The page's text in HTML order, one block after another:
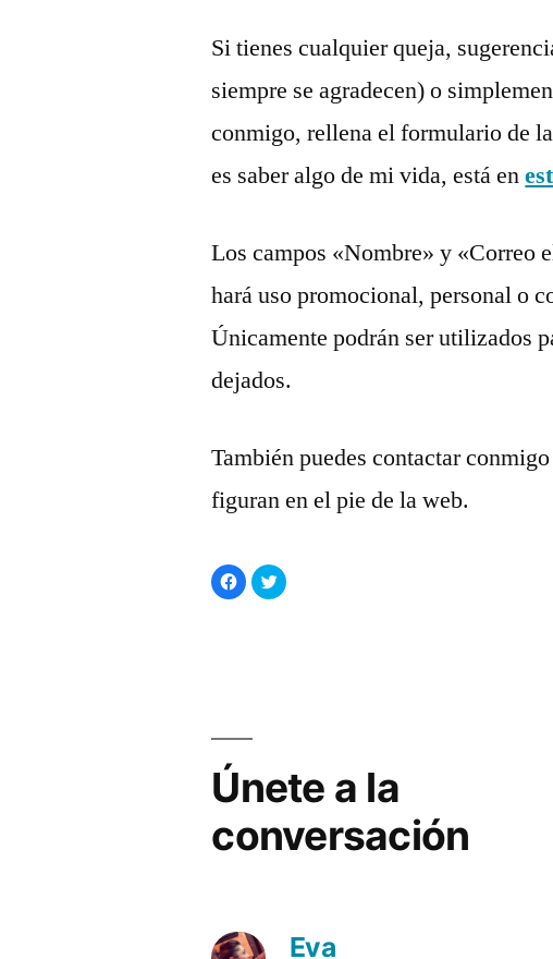
Si tienes cualquier queja,
siempre se agradecen) o
conmigo, rellena el formulario de
es saber algo de mi vida, está en
Los campos «Nombre» y «Correo
hará uso promocional, personal o
Únicamente podrán ser utilizados
dejados.
También puedes contactar
figuran en el pie de la web.
Haz
clic
para
Haz
clic
Únete a la
conversación
Eva